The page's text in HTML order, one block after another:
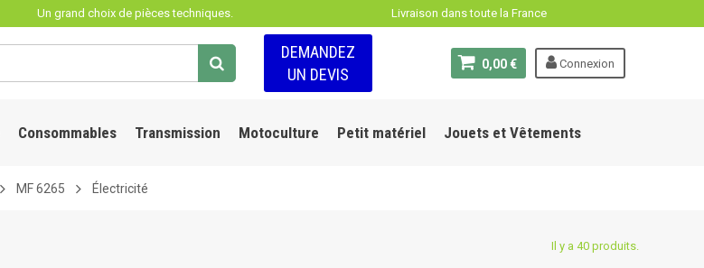
Un grand choix de pièces techniques. Livraison dans toute la France
Connexion
0,00 €
DEMANDEZ
UN DEVIS
Consommables Transmission Motoculture Petit matériel Jouets et Vêtements
MF 6265 Électricité
Il y a 40 produits.